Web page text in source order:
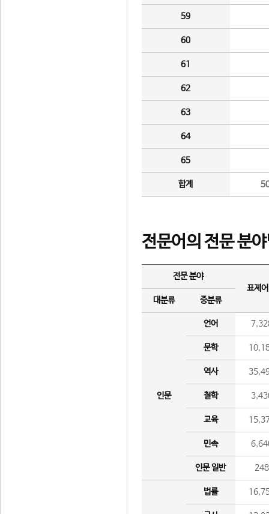
59
60
61
62
63
64
65
합계
전문어의 전문 분
전문 분야
표제
대분류
중분류
인문
언어
문학
역사
철학
교육
민속
인문 일반 248
법률